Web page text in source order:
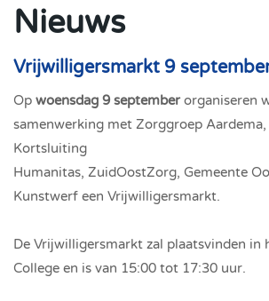
Nieuws
Vrijwilligersmarkt 9
Op woensdag 9 septemberorganiseren
samenwerking met Zorggroep
Kortsluiting
Humanitas, ZuidOostZorg, Gemeente
Kunstwerf een Vrijwilligersmarkt.
De Vrijwilligersmarkt zal plaatsvinden in
College en is van 15:00 tot 17:30 uur.